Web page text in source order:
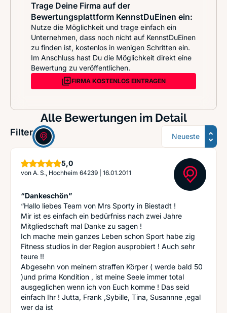
Trage Deine Firma auf der
Bewertungsplattform KennstDuEinen ein:
Nutze die Möglichkeit und trage einfach ein
Unternehmen, dass noch nicht auf KennstDuEinen
zu finden ist, kostenlos in wenigen Schritten ein.
Im Anschluss hast Du die Möglichkeit direkt eine
Bewertung zu veröffentlichen.
FIRMA KOSTENLOS EINTRAGEN
Alle Bewertungen im Detail
Filter: Sortierung
5,0Sterne
von A. S., Hochheim 64239 16.01.2011
“Dankeschön”
“Hallo liebes Team von Mrs Sporty in Biestadt !
Mir ist es einfach ein bedürfniss nach zwei Jahre
Mitgliedschaft mal Danke zu sagen !
Ich mache mein ganzes Leben schon Sport habe zig
Fitness studios in der Region ausprobiert ! Auch sehr
teure !!
Abgesehn von meinem straffen Körper ( werde bald 50
)und prima Kondition , ist meine Seele immer total
ausgeglichen wenn ich von Euch komme ! Das seid
einfach Ihr ! Jutta, Frank ,Sybille, Tina, Susannne ,egal
wer da ist